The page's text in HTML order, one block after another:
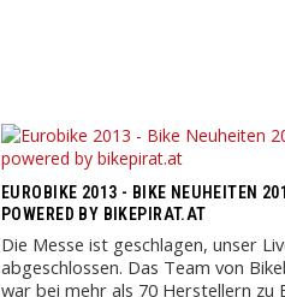
EUROBIKE 2013 - BIKE NEUHEITEN
POWERED BY BIKEPIRAT.AT
Die Messe ist geschlagen, unser
abgeschlossen. Das Team von
war bei mehr als 70 Herstellern zu